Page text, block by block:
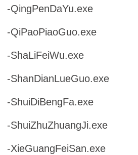
-QingPenDaYu.exe
-QiPaoPiaoGuo.exe
-ShaLiFeiWu.exe
-ShanDianLueGuo.exe
-ShuiDiBengFa.exe
-ShuiZhuZhuangJi.exe
-XieGuangFeiSan.exe